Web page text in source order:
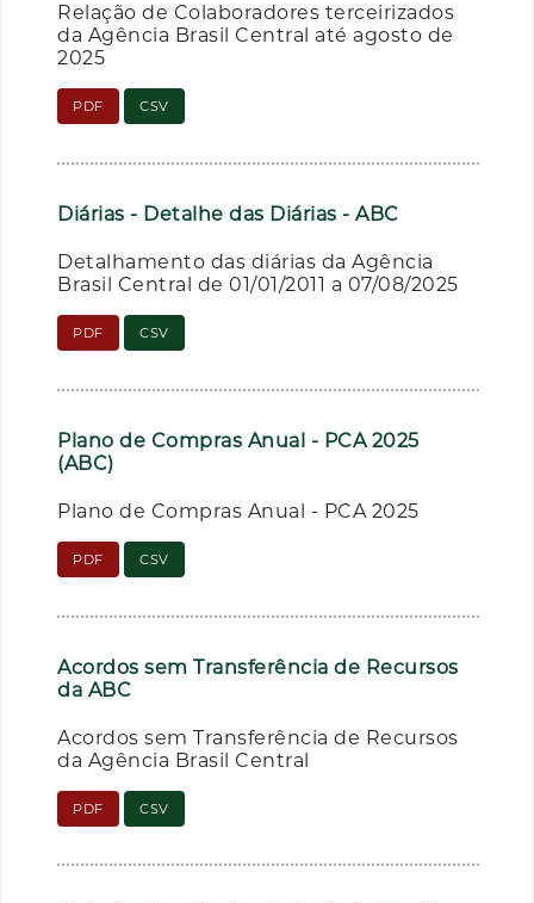
Relação de Colaboradores terceirizados
da Agência Brasil Central até agosto de
2025
PDF CSV
Diárias - Detalhe das Diárias - ABC
Detalhamento das diárias da Agência
Brasil Central de 01/01/2011 a 07/08/2025
PDF CSV
Plano de Compras Anual - PCA 2025
(ABC)
Plano de Compras Anual - PCA 2025
PDF CSV
Acordos sem Transferência de Recursos
da ABC
Acordos sem Transferência de Recursos
da Agência Brasil Central
PDF CSV